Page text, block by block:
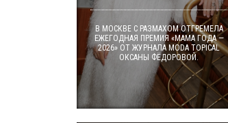
В МОСКВЕ С РАЗМАХОМ ОТГРЕМЕЛА
ЕЖЕГОДНАЯ ПРЕМИЯ «МАМА ГОДА —
2026» ОТ ЖУРНАЛА MODA TOPICAL
ОКСАНЫ ФЁДОРОВОЙ.